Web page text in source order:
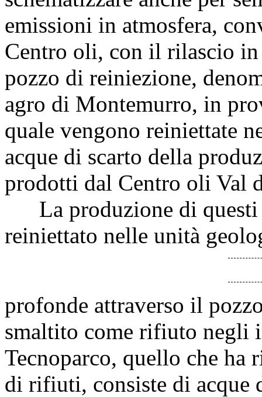
emissioni in atmosfera,
Centro oli, con il rilascio
pozzo di reiniezione,
agro di Montemurro, in
quale vengono reiniettate
acque di scarto della
prodotti dal Centro oli Val
La produzione di questi
reiniettato nelle unità
profonde attraverso il
smaltito come rifiuto negli
Tecnoparco, quello che ha
di rifiuti, consiste di acque